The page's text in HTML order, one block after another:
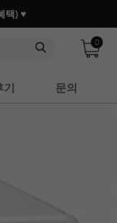
택) ♥
0
기 문의